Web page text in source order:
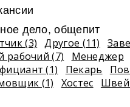
дело, общепит
(3) Другое (11)
рабочий (7) Менеджер
(1) Пекарь
(1) Хостес